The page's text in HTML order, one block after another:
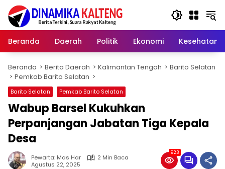
Langsung
konten
Beranda
Daerah Politik Ekonomi Kesehatan
Beranda Berita Daerah Kalimantan Tengah
Barito Selatan
Pemkab Barito Selatan
Barito Selatan Pemkab Barito Selatan
Wabup Barsel Kukuhkan
Perpanjangan Jabatan Tiga Kepala
Desa
Pewarta: Mas Har
2 Min Baca
Agustus 22, 2025
923